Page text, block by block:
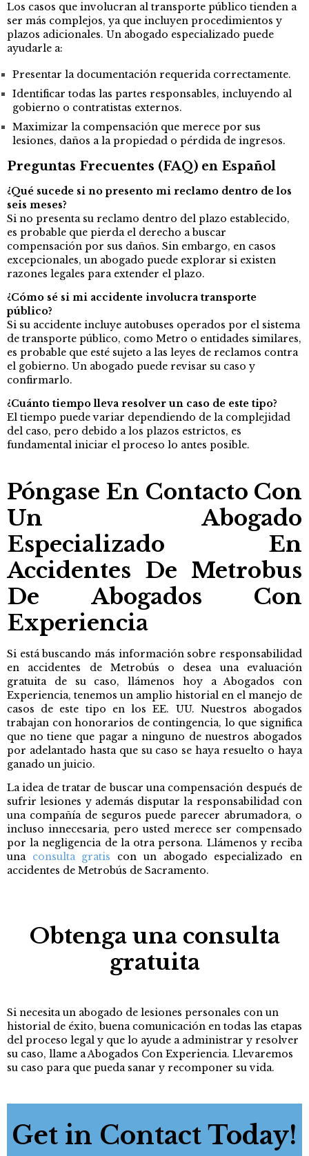
Los casos que involucran al transporte público tienden a
ser más complejos, ya que incluyen procedimientos y
plazos adicionales. Un abogado especializado puede
ayudarle a:
Presentar la documentación requerida correctamente.
Identificar todas las partes responsables, incluyendo al
gobierno o contratistas externos.
Maximizar la compensación que merece por sus
lesiones, daños a la propiedad o pérdida de ingresos.
Preguntas Frecuentes (FAQ) en Español
¿Qué sucede si no presento mi reclamo dentro de los
seis meses?
Si no presenta su reclamo dentro del plazo establecido,
es probable que pierda el derecho a buscar
compensación por sus daños. Sin embargo, en casos
excepcionales, un abogado puede explorar si existen
razones legales para extender el plazo.
¿Cómo sé si mi accidente involucra transporte
público?
Si su accidente incluye autobuses operados por el sistema
de transporte público, como Metro o entidades similares,
es probable que esté sujeto a las leyes de reclamos contra
el gobierno. Un abogado puede revisar su caso y
confirmarlo.
¿Cuánto tiempo lleva resolver un caso de este tipo?
El tiempo puede variar dependiendo de la complejidad
del caso, pero debido a los plazos estrictos, es
fundamental iniciar el proceso lo antes posible.
Póngase En Contacto Con
Un Abogado
Especializado En
Accidentes De Metrobus
De Abogados Con
Experiencia
Si está buscando más información sobre responsabilidad
en accidentes de Metrobús o desea una evaluación
gratuita de su caso, llámenos hoy a Abogados con
Experiencia, tenemos un amplio historial en el manejo de
casos de este tipo en los EE. UU. Nuestros abogados
trabajan con honorarios de contingencia, lo que significa
que no tiene que pagar a ninguno de nuestros abogados
por adelantado hasta que su caso se haya resuelto o haya
ganado un juicio.
La idea de tratar de buscar una compensación después de
sufrir lesiones y además disputar la responsabilidad con
una compañía de seguros puede parecer abrumadora, o
incluso innecesaria, pero usted merece ser compensado
por la negligencia de la otra persona. Llámenos y reciba
una consulta gratis con un abogado especializado en
accidentes de Metrobús de Sacramento.
Obtenga una consulta
gratuita
Si necesita un abogado de lesiones personales con un
historial de éxito, buena comunicación en todas las etapas
del proceso legal y que lo ayude a administrar y resolver
su caso, llame a Abogados Con Experiencia. Llevaremos
su caso para que pueda sanar y recomponer su vida.
Get in Contact Today!